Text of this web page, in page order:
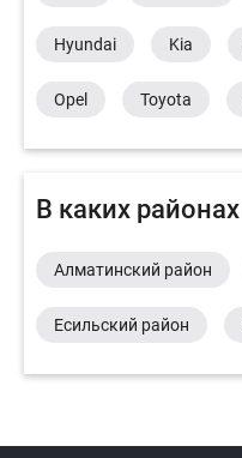
Hyundai Kia
Opel Toyota
В каких
Алматинский район
Есильский район